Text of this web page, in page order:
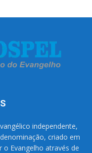
independente,
criado em
Evangelho através de